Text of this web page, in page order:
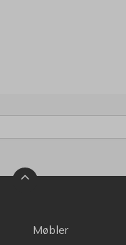
Møbler